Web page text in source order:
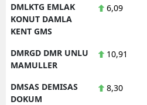
DMLKTG EMLAK
KONUT DAMLA
KENT GMS
6,09
DMRGD DMR UNLU
MAMULLER
10,91
DMSAS DEMISAS
DOKUM
8,30